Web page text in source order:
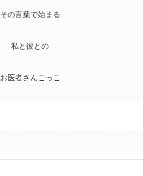
その言葉で始まる
私と彼との
お医者さんごっこ